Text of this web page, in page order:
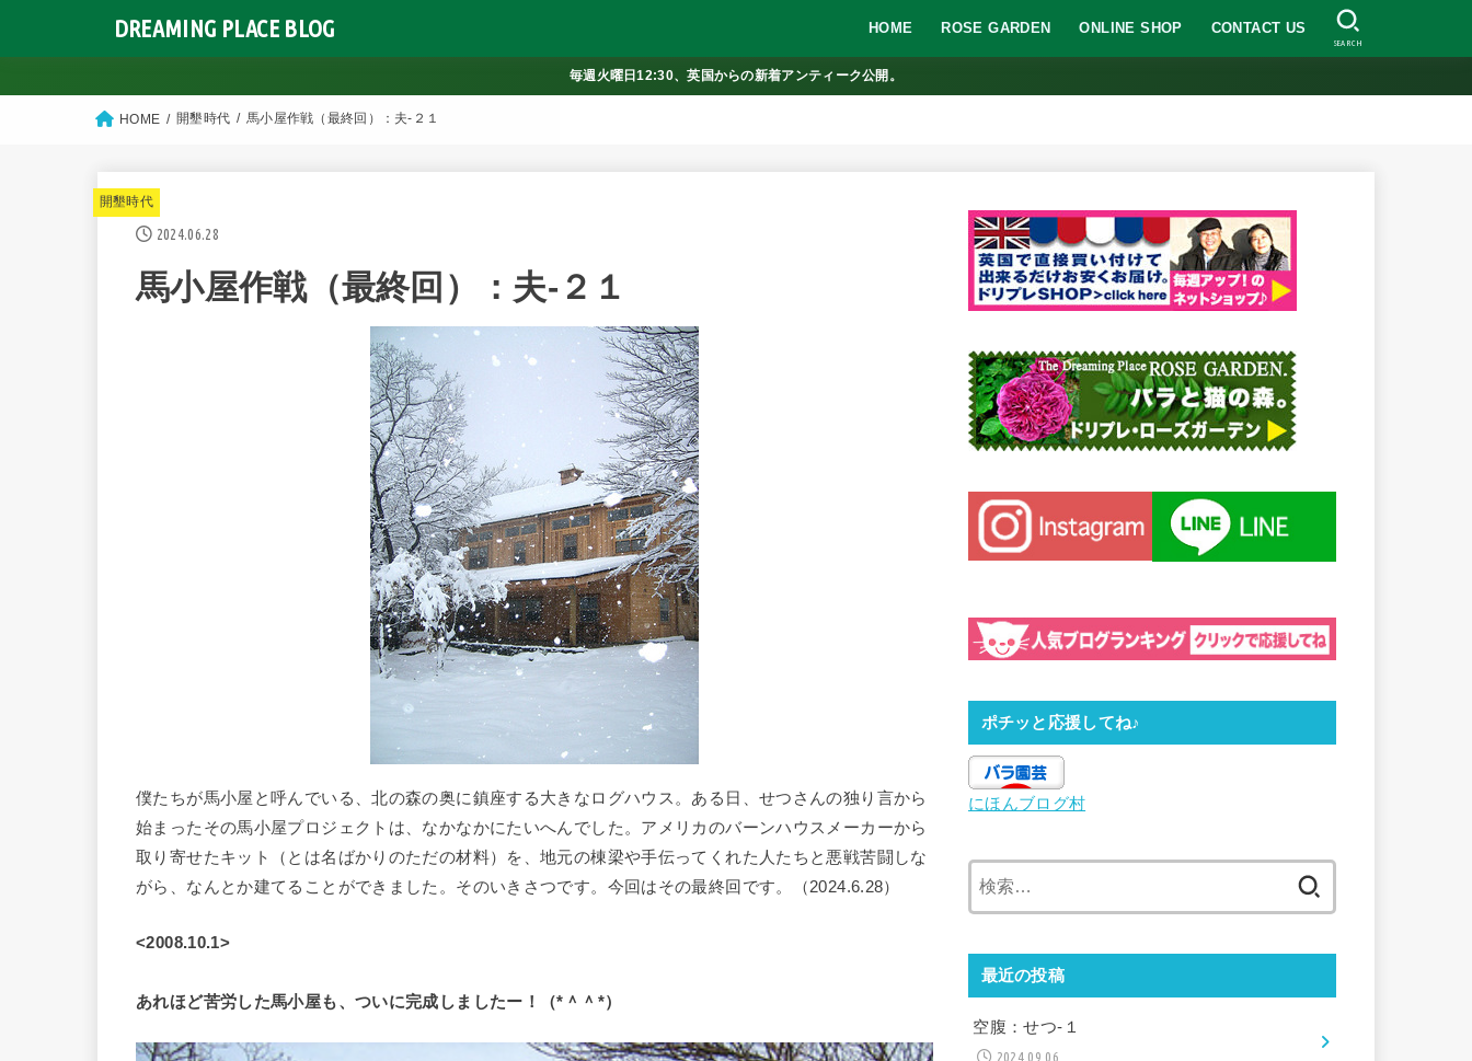
DREAMING PLACE BLOG HOME ROSE GARDEN ONLINE SHOP CONTACT US
SEARCH
毎週火曜日12:30、英国からの新着アンティーク公開。
HOME 開墾時代 馬小屋作戦（最終回）：夫-２１
開墾時代
2024.06.28
馬小屋作戦（最終回）：夫-２１
僕たちが馬小屋と呼んでいる、北の森の奥に鎮座する大きなログハウス。ある日、せつさんの独り言から
始まったその馬小屋プロジェクトは、なかなかにたいへんでした。アメリカのバーンハウスメーカーから
取り寄せたキット（とは名ばかりのただの材料）を、地元の棟梁や手伝ってくれた人たちと悪戦苦闘しな
がら、なんとか建てることができました。そのいきさつです。今回はその最終回です。（2024.6.28）
<2008.10.1>
あれほど苦労した馬小屋も、ついに完成しましたー！（*＾＾*）
ポチッと応援してね♪
にほんブログ村
最近の投稿
空腹：せつ-１
2024.09.06